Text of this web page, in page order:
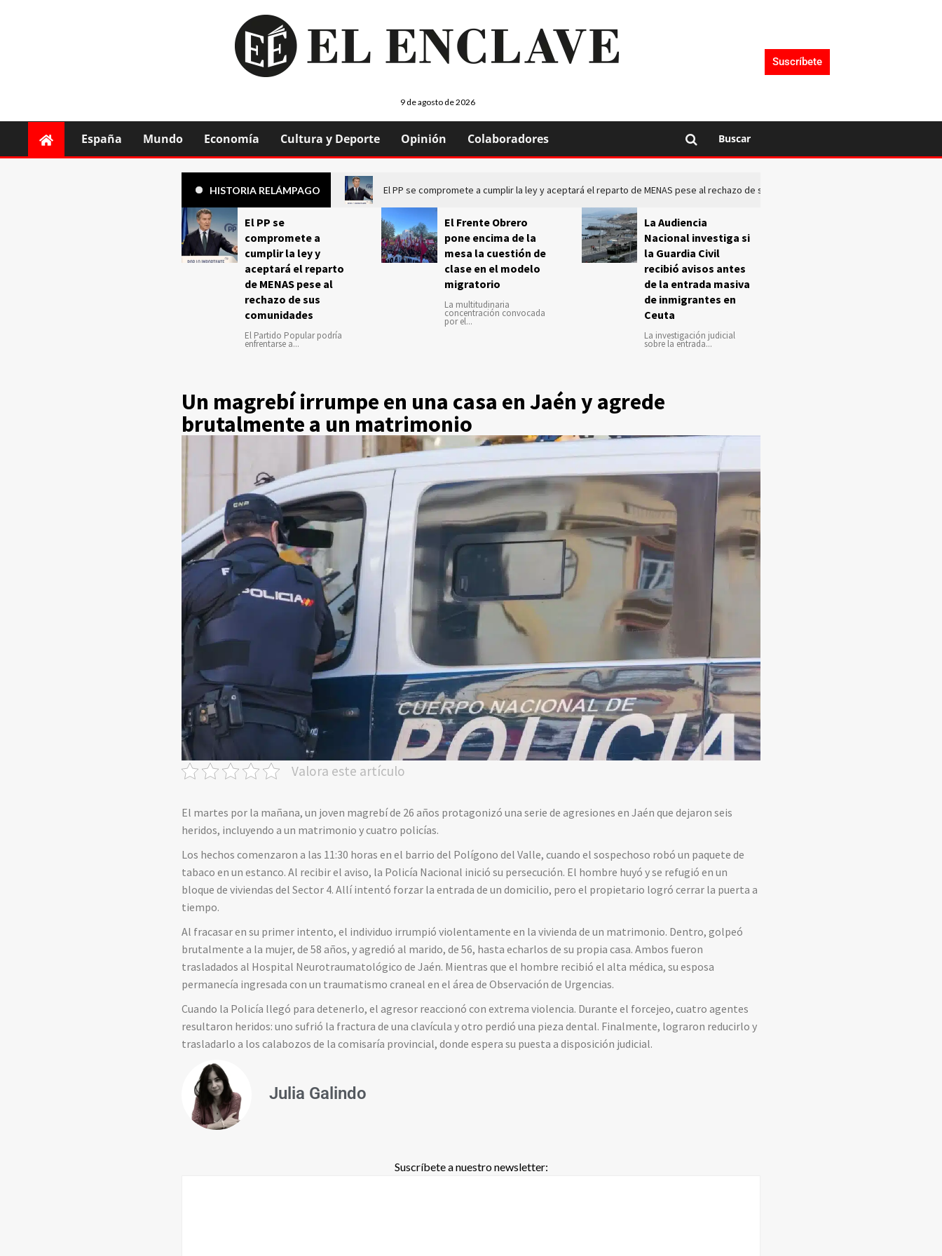
9 de agosto de 2026
Suscríbete
España Mundo Economía Cultura y Deporte Opinión Colaboradores Buscar
HISTORIA RELÁMPAGO El PP se compromete a cumplir la ley y aceptará el reparto de MENAS pese al rechazo de sus comunidades
El PP se
compromete a
cumplir la ley y
aceptará el reparto
de MENAS pese al
rechazo de sus
comunidades
El Partido Popular podría
enfrentarse a...
El Frente Obrero
pone encima de la
mesa la cuestión de
clase en el modelo
migratorio
La multitudinaria
concentración convocada
por el...
La Audiencia
Nacional investiga si
la Guardia Civil
recibió avisos antes
de la entrada masiva
de inmigrantes en
Ceuta
La investigación judicial
sobre la entrada...
Un magrebí irrumpe en una casa en Jaén y agrede
brutalmente a un matrimonio
Valora este artículo
El martes por la mañana, un joven magrebí de 26 años protagonizó una serie de agresiones en Jaén que dejaron seis
heridos, incluyendo a un matrimonio y cuatro policías.
Los hechos comenzaron a las 11:30 horas en el barrio del Polígono del Valle, cuando el sospechoso robó un paquete de
tabaco en un estanco. Al recibir el aviso, la Policía Nacional inició su persecución. El hombre huyó y se refugió en un
bloque de viviendas del Sector 4. Allí intentó forzar la entrada de un domicilio, pero el propietario logró cerrar la puerta a
tiempo.
Al fracasar en su primer intento, el individuo irrumpió violentamente en la vivienda de un matrimonio. Dentro, golpeó
brutalmente a la mujer, de 58 años, y agredió al marido, de 56, hasta echarlos de su propia casa. Ambos fueron
trasladados al Hospital Neurotraumatológico de Jaén. Mientras que el hombre recibió el alta médica, su esposa
permanecía ingresada con un traumatismo craneal en el área de Observación de Urgencias.
Cuando la Policía llegó para detenerlo, el agresor reaccionó con extrema violencia. Durante el forcejeo, cuatro agentes
resultaron heridos: uno sufrió la fractura de una clavícula y otro perdió una pieza dental. Finalmente, lograron reducirlo y
trasladarlo a los calabozos de la comisaría provincial, donde espera su puesta a disposición judicial.
Julia Galindo
Suscríbete a nuestro newsletter: